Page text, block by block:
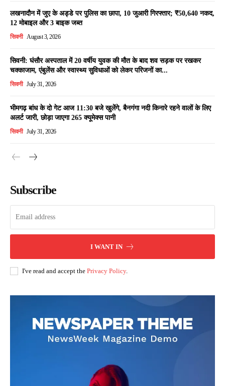
लखनादौन में जुए के अड्डे पर पुलिस का छापा, 10 जुआरी गिरफ्तार; ₹50,640 नकद,
12 मोबाइल और 3 बाइक जब्त
सिवनी August 3, 2026
सिवनी: घंसौर अस्पताल में 20 वर्षीय युवक की मौत के बाद शव सड़क पर रखकर
चक्काजाम, एंबुलेंस और स्वास्थ्य सुविधाओं को लेकर परिजनों का...
सिवनी July 31, 2026
भीमगढ़ बांध के दो गेट आज 11:30 बजे खुलेंगे, बैनगंगा नदी किनारे रहने वालों के लिए
अलर्ट जारी, छोड़ा जाएगा 265 क्यूमेक्स पानी
सिवनी July 31, 2026
Subscribe
I WANT IN
I've read and accept the Privacy Policy.